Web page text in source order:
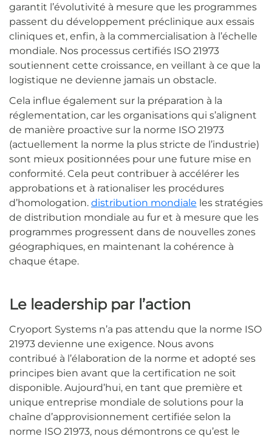
garantit l’évolutivité à mesure que les programmes
passent du développement préclinique aux essais
cliniques et, enfin, à la commercialisation à l’échelle
mondiale. Nos processus certifiés ISO 21973
soutiennent cette croissance, en veillant à ce que la
logistique ne devienne jamais un obstacle.
Cela influe également sur la préparation à la
réglementation, car les organisations qui s’alignent
de manière proactive sur la norme ISO 21973
(actuellement la norme la plus stricte de l’industrie)
sont mieux positionnées pour une future mise en
conformité. Cela peut contribuer à accélérer les
approbations et à rationaliser les procédures
d’homologation. distribution mondiale les stratégies
de distribution mondiale au fur et à mesure que les
programmes progressent dans de nouvelles zones
géographiques, en maintenant la cohérence à
chaque étape.
Le leadership par l’action
Cryoport Systems n’a pas attendu que la norme ISO
21973 devienne une exigence. Nous avons
contribué à l’élaboration de la norme et adopté ses
principes bien avant que la certification ne soit
disponible. Aujourd’hui, en tant que première et
unique entreprise mondiale de solutions pour la
chaîne d’approvisionnement certifiée selon la
norme ISO 21973, nous démontrons ce qu’est le